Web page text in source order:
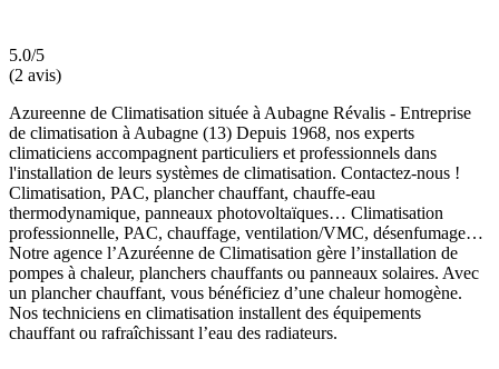
5.0/5
(2 avis)
Azureenne de Climatisation située à Aubagne Révalis - Entreprise
de climatisation à Aubagne (13) Depuis 1968, nos experts
climaticiens accompagnent particuliers et professionnels dans
l'installation de leurs systèmes de climatisation. Contactez-nous !
Climatisation, PAC, plancher chauffant, chauffe-eau
thermodynamique, panneaux photovoltaïques… Climatisation
professionnelle, PAC, chauffage, ventilation/VMC, désenfumage…
Notre agence l’Azuréenne de Climatisation gère l’installation de
pompes à chaleur, planchers chauffants ou panneaux solaires. Avec
un plancher chauffant, vous bénéficiez d’une chaleur homogène.
Nos techniciens en climatisation installent des équipements
chauffant ou rafraîchissant l’eau des radiateurs.